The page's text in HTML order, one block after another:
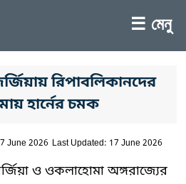
☰ মেনু
রিপাবলিকানদের
হার্নের চমক
June 2026 Last Updated: 17 June 2026
ও ওকলাহোমা অঙ্গরাজ্যের